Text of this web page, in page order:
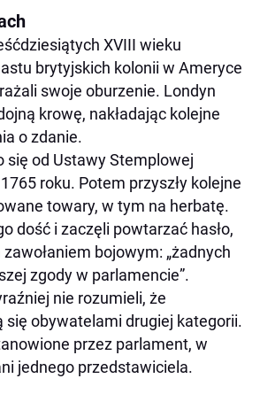
XVIII wieku
brytyjskich kolonii w Ameryce
swoje oburzenie. Londyn
krowę, nakładając kolejne
o zdanie.
się od Ustawy Stemplowej
roku. Potem przyszły kolejne
towary, w tym na herbatę.
dość i zaczęli powtarzać hasło,
zawołaniem bojowym: „żadnych
zgody w parlamencie”.
nie rozumieli, że
się obywatelami drugiej kategorii.
przez parlament, w
jednego przedstawiciela.